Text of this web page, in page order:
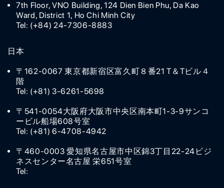
7th Floor, VNO Building, 124 Dien Bien Phu, Da Kao
Ward, District 1, Ho Chi Minh City
Tel: (+84) 24-7306-8883
日本
〒162-0067 東京都新宿区富久町８番21 T＆Tビル４
階
Tel: (+81) 3-6261-5698
〒541-0054大阪府大阪市中央区南本町1-3-9サンコ
ービル船場608号室
Tel: (+81) 6-4708-4942
〒460-0003 愛知県名古屋市中区錦3丁目22-24ビジ
ネスセンター名古屋 栄651号室
Tel: